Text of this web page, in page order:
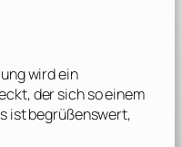
wird ein
der sich so einem
ist begrüßenswert,